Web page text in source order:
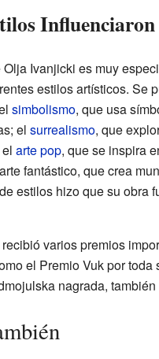
Olja Ivanjicki es muy
estilos artísticos. Se
simbolismo, que usa
el surrealismo, que
arte pop, que se inspira
fantástico, que crea
estilos hizo que su obra
varios premios
el Premio Vuk por toda
nagrada,